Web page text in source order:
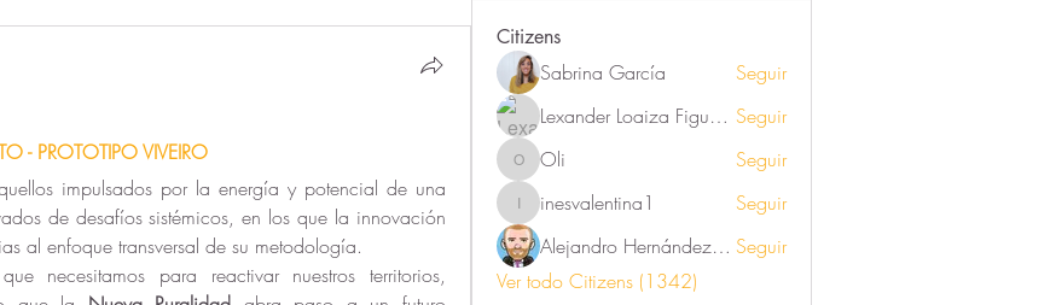
- PROTOTIPO VIVEIRO
impulsados por la energía y potencial de una
de desafíos sistémicos, en los que la innovación
al enfoque transversal de su metodología.
necesitamos para reactivar nuestros territorios,
Citizens
Sabrina García
Seguir
Lexander Loaiza Figueroa Seguir
Oli Oli Seguir
inesvalentina1
inesvalentina1
Seguir
Alejandro Hernández Renner Seguir
Ver todo Citizens (1342)